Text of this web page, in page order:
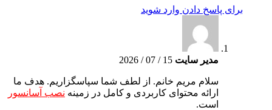
برای پاسخ دادن وارد شوید
مدیر سایت 15 / 07 / 2026
سلام مریم خانم. از لطف شما سپاسگزاریم. هدف ما
ارائه محتوای کاربردی و کامل در زمینه نصب آسانسور
است.